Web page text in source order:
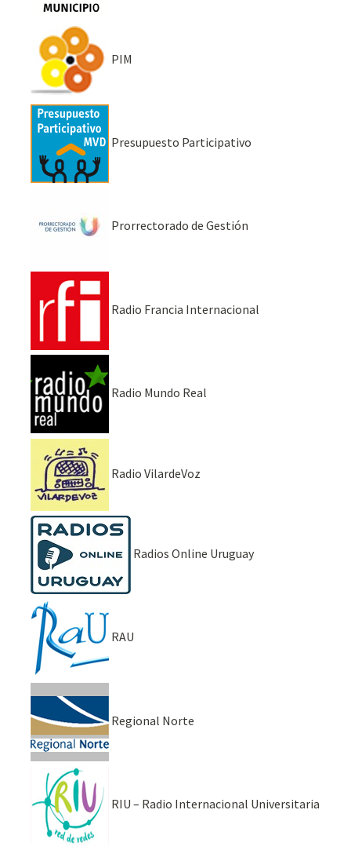
PIM
Presupuesto Participativo
Prorrectorado de Gestión
Radio Francia Internacional
Radio Mundo Real
Radio VilardeVoz
Radios Online Uruguay
RAU
Regional Norte
RIU – Radio Internacional Universitaria